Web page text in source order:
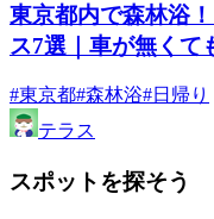
東京都内で森林浴
ス7選｜車が無くて
#東京都#森林浴#日帰り
テラス
スポットを探そう